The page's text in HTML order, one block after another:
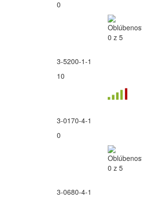
0
3-5200-1-1
10
3-0170-4-1
0
3-0680-4-1